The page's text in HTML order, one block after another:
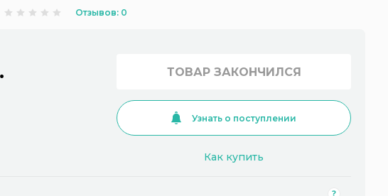
Отзывов: 0
ТОВАР ЗАКОНЧИЛСЯ
Узнать о поступлении
Как купить